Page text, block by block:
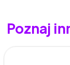
Poznaj